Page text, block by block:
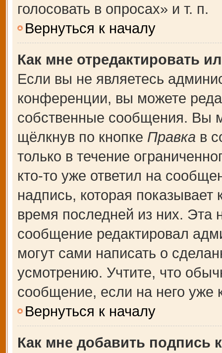
голосовать в опросах» и т. п.
Вернуться к началу
Как мне отредактировать
Если вы не являетесь
конференции, вы можете
собственные сообщения. Вы
щёлкнув по кнопке Правка в
только в течение
кто-то уже ответил на
надпись, которая показывает
время последней из них. Эта
сообщение редактировал
могут сами написать о
усмотрению. Учтите, что
сообщение, если на него уже
Вернуться к началу
Как мне добавить подпись